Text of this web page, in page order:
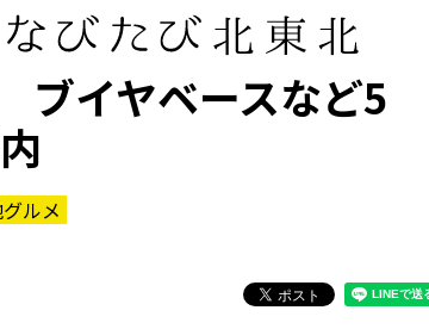
ブイヤベースなど5
ルメ